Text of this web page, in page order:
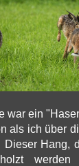
war ein
als ich über
Dieser Hang,